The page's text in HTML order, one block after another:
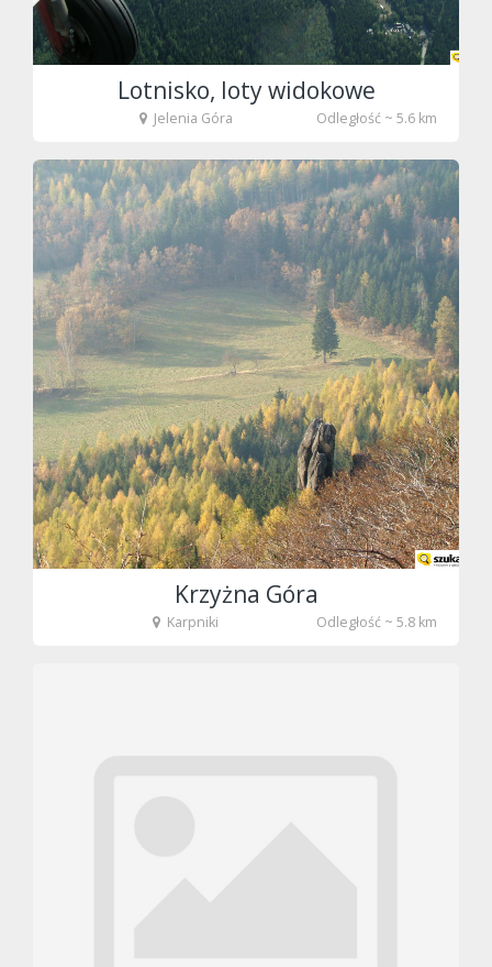
Lotnisko, loty widokowe
Jelenia Góra Odległość ~ 5.6 km
fot. Tenet
Krzyżna Góra
Karpniki Odległość ~ 5.8 km